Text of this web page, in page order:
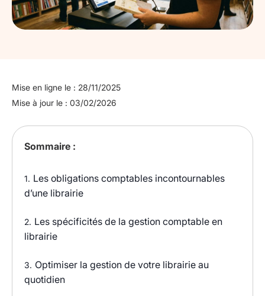
Mise en ligne le : 28/11/2025
Mise à jour le : 03/02/2026
Sommaire :
1. Les obligations comptables incontournables
d’une librairie
2. Les spécificités de la gestion comptable en
librairie
3. Optimiser la gestion de votre librairie au
quotidien